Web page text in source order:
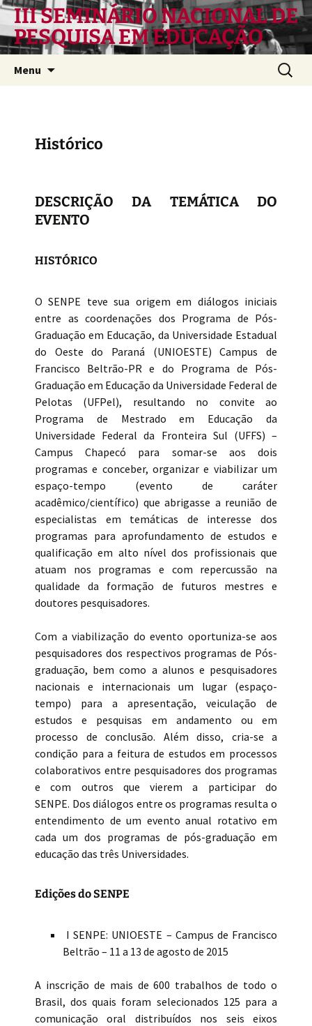
Pular
para
o
conteúdo
III SEMINÁRIO NACIONAL DE
PESQUISA EM EDUCAÇÃO
Menu
por:
Histórico
DESCRIÇÃO DA TEMÁTICA DO
EVENTO
HISTÓRICO
O SENPE teve sua origem em diálogos iniciais
entre as coordenações dos Programa de Pós-
Graduação em Educação, da Universidade Estadual
do Oeste do Paraná (UNIOESTE) Campus de
Francisco Beltrão-PR e do Programa de Pós-
Graduação em Educação da Universidade Federal de
Pelotas (UFPel), resultando no convite ao
Programa de Mestrado em Educação da
Universidade Federal da Fronteira Sul (UFFS) –
Campus Chapecó para somar-se aos dois
programas e conceber, organizar e viabilizar um
espaço-tempo (evento de caráter
acadêmico/científico) que abrigasse a reunião de
especialistas em temáticas de interesse dos
programas para aprofundamento de estudos e
qualificação em alto nível dos profissionais que
atuam nos programas e com repercussão na
qualidade da formação de futuros mestres e
doutores pesquisadores.
Com a viabilização do evento oportuniza-se aos
pesquisadores dos respectivos programas de Pós-
graduação, bem como a alunos e pesquisadores
nacionais e internacionais um lugar (espaço-
tempo) para a apresentação, veiculação de
estudos e pesquisas em andamento ou em
processo de conclusão. Além disso, cria-se a
condição para a feitura de estudos em processos
colaborativos entre pesquisadores dos programas
e com outros que vierem a participar do
SENPE. Dos diálogos entre os programas resulta o
entendimento de um evento anual rotativo em
cada um dos programas de pós-graduação em
educação das três Universidades.
Edições do SENPE
I SENPE: UNIOESTE – Campus de Francisco
Beltrão – 11 a 13 de agosto de 2015
A inscrição de mais de 600 trabalhos de todo o
Brasil, dos quais foram selecionados 125 para a
comunicação oral distribuídos nos seis eixos